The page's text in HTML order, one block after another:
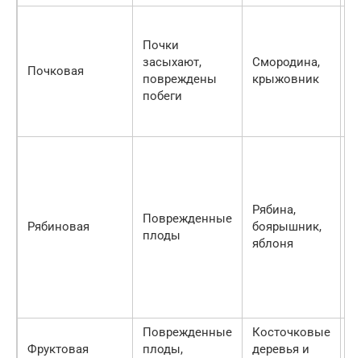
Почковая
Почки
засыхают,
повреждены
побеги
Смородина,
крыжовник
Рябиновая
Поврежденные
плоды
Рябина,
боярышник,
яблоня
Фруктовая
Поврежденные
плоды,
Косточковые
деревья и